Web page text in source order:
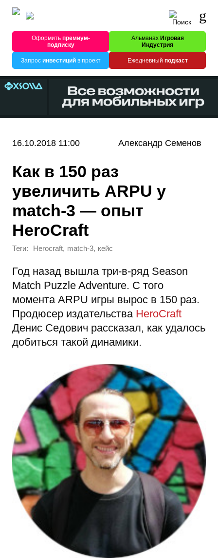
Оформитьпремиум-
подписку
Альманах Игровая
Индустрия
Запрос инвестицийв проект Ежедневный подкаст
16.10.2018 11:00 Александр Семенов
Как в 150 раз
увеличить ARPU у
match-3 — опыт
HeroCraft
Теги: Herocraft, match-3, кейс
Год назад вышла три-в-ряд Season
Match Puzzle Adventure. С того
момента ARPU игры вырос в 150 раз.
Продюсер издательства HeroCraft
Денис Седович рассказал, как удалось
добиться такой динамики.